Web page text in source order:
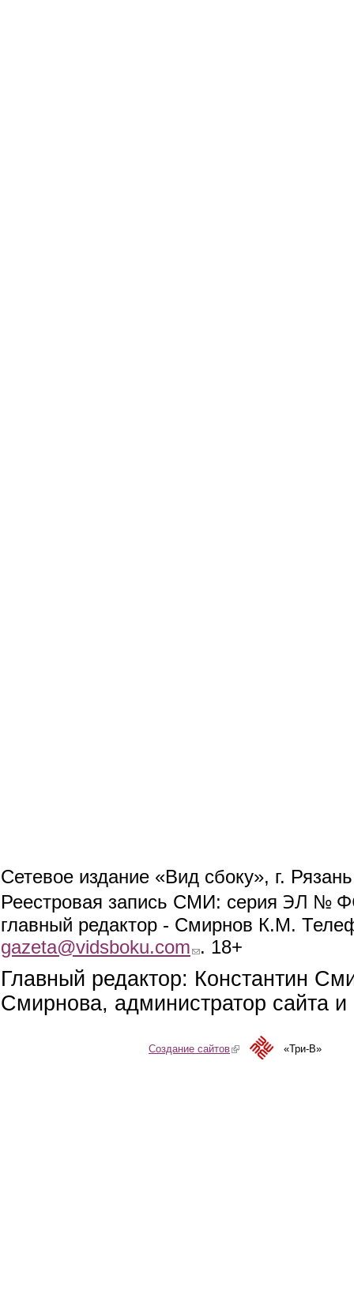
Сетевое издание «Вид сбоку», г.
Реестровая запись СМИ: серия ЭЛ №
главный редактор - Смирнов К.М.
gazeta@vidsboku.com (link sends e-mail)
. 18+
Главный редактор: Константин
Смирнова, администратор сайта
Создание сайтов(link is external)«Три-В»